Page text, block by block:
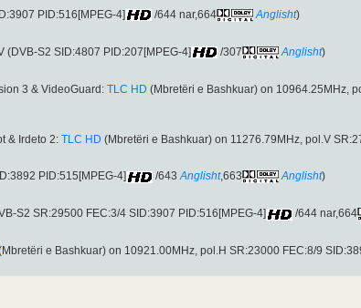
PID:516[MPEG-4] /644 nar,664 Anglisht)
(DVB-S2 SID:4807 PID:207[MPEG-4] /307 Anglisht)
3 & VideoGuard: TLC HD (Mbretëri e Bashkuar) on 10964.25MHz,
& Irdeto 2: TLC HD (Mbretëri e Bashkuar) on 11276.79MHz, pol.V
PID:515[MPEG-4] /643 Anglisht,663 Anglisht)
S2 SR:29500 FEC:3/4 SID:3907 PID:516[MPEG-4] /644 nar,664
e Bashkuar) on 10921.00MHz, pol.H SR:23000 FEC:8/9